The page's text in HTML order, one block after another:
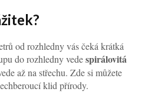
od rozhledny vás čeká krátká
do rozhledny vedespirálovitá
až na střechu. Zde si můžete
klid přírody.